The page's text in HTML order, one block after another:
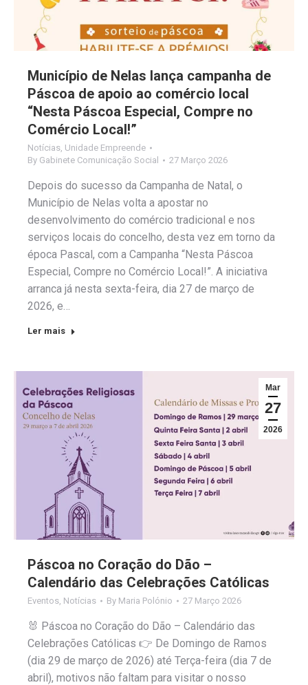
Município de Nelas lança campanha de
Páscoa de apoio ao comércio local
“Nesta Páscoa Especial, Compre no
Comércio Local!”
Notícias, Unidade Empreende
By Gabinete Comunicação Social 27 Março 2026
Depois do sucesso da Campanha de Natal, o
Município de Nelas volta a apostar no
desenvolvimento do comércio tradicional e nos
serviços locais do concelho, desta vez em torno da
época Pascal, com a Campanha “Nesta Páscoa
Especial, Compre no Comércio Local!”. A iniciativa
arranca já nesta sexta-feira, dia 27 de março de
2026, e…
Ler mais
Mar
27
2026
Páscoa no Coração do Dão –
Calendário das Celebrações Católicas
Eventos Notícias By Maria Polónio 27 Março 2026
🐰 Páscoa no Coração do Dão – Calendário das
Celebrações Católicas 👉 De Domingo de Ramos
(dia 29 de março de 2026) até Terça-feira (dia 7 de
abril), motivos não faltam para visitar o nosso